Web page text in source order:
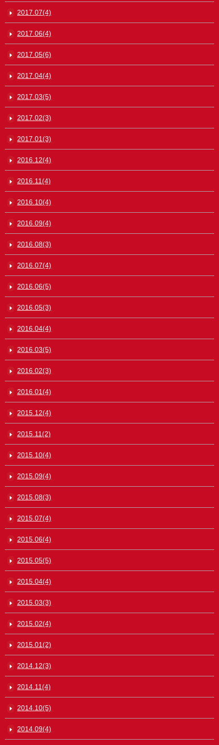
2017.07(4)
2017.06(4)
2017.05(6)
2017.04(4)
2017.03(5)
2017.02(3)
2017.01(3)
2016.12(4)
2016.11(4)
2016.10(4)
2016.09(4)
2016.08(3)
2016.07(4)
2016.06(5)
2016.05(3)
2016.04(4)
2016.03(5)
2016.02(3)
2016.01(4)
2015.12(4)
2015.11(2)
2015.10(4)
2015.09(4)
2015.08(3)
2015.07(4)
2015.06(4)
2015.05(5)
2015.04(4)
2015.03(3)
2015.02(4)
2015.01(2)
2014.12(3)
2014.11(4)
2014.10(5)
2014.09(4)